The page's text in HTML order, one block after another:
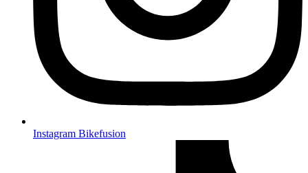
Instagram Bikefusion